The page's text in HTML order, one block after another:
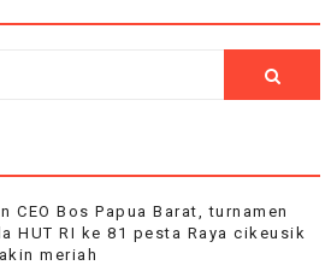
CEO Bos Papua Barat, turnamen
HUT RI ke 81 pesta Raya cikeusik
meriah